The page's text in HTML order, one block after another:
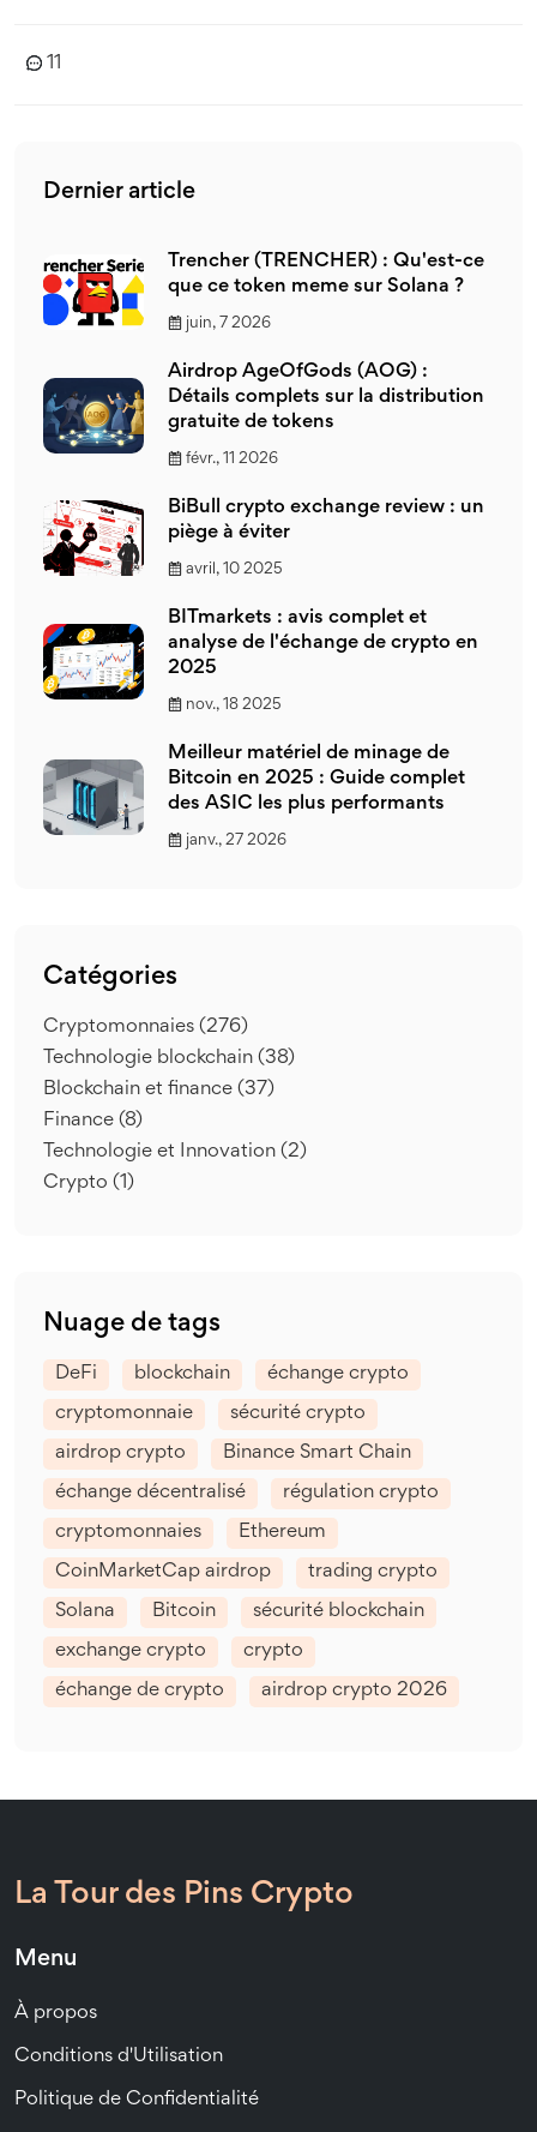
11
Dernier article
Trencher (TRENCHER) : Qu'est-ce
que ce token meme sur Solana ?
juin, 7 2026
Airdrop AgeOfGods (AOG) :
Détails complets sur la distribution
gratuite de tokens
févr., 11 2026
BiBull crypto exchange review : un
piège à éviter
avril, 10 2025
BITmarkets : avis complet et
analyse de l'échange de crypto en
2025
nov., 18 2025
Meilleur matériel de minage de
Bitcoin en 2025 : Guide complet
des ASIC les plus performants
janv., 27 2026
Catégories
Cryptomonnaies (276)
Technologie blockchain (38)
Blockchain et finance (37)
Finance (8)
Technologie et Innovation (2)
Crypto (1)
Nuage de tags
DeFi blockchain échange crypto
cryptomonnaie sécurité crypto
airdrop crypto Binance Smart Chain
échange décentralisé régulation crypto
cryptomonnaies Ethereum
CoinMarketCap airdrop trading crypto
Solana Bitcoin sécurité blockchain
exchange crypto crypto
échange de crypto airdrop crypto 2026
La Tour des Pins Crypto
Menu
À propos
Conditions d'Utilisation
Politique de Confidentialité